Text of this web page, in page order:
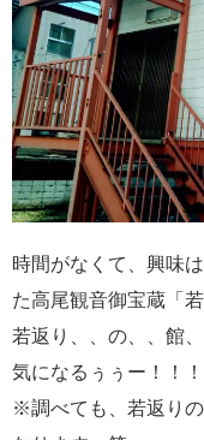
時間がなくて、興味
た高尾観音御宝蔵「若
若返り、、の、、館
気になるぅぅー！！！
※調べても、若返り